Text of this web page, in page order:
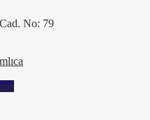
No: 79